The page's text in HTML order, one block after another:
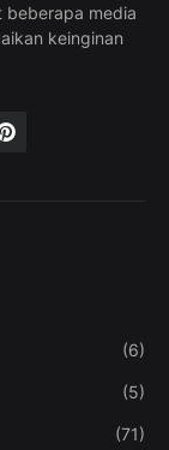
media
keinginan
(6)
(5)
(71)